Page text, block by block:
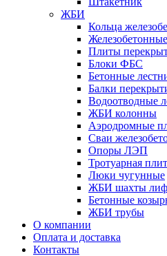
ЖБИ
Кольца
Плиты
Блоки ФБС
Бетонные
Балки
Водоотводные
ЖБИ колонны
Аэродромные
Сваи
Опоры ЛЭП
Тротуарная
Люки чугунные
ЖБИ шахты
Бетонные
ЖБИ трубы
О компании
Оплата и доставка
Контакты